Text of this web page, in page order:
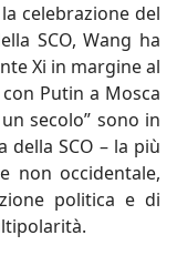
celebrazione del
SCO, Wang ha
Xi in margine al
Putin a Mosca
secolo” sono in
SCO – la più
non occidentale,
politica e di